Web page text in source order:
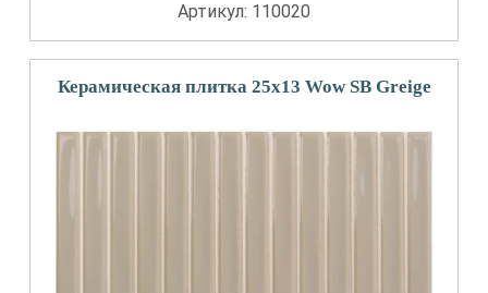
Артикул: 110020
Керамическая плитка 25x13 Wow SB Greige